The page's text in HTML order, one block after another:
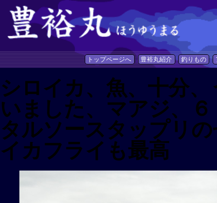
トップページへ 豊裕丸紹介 釣りもの
シロイカ、魚、十分
いました、マアジ、
タルソースタップリ
イカフライも最高